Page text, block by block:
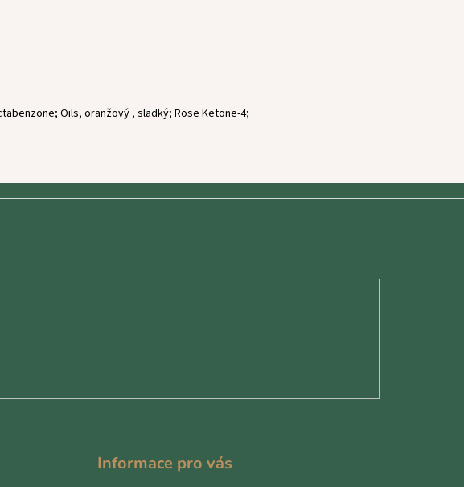
Oils, oranžový , sladký; Rose Ketone-4;
Informace pro vás